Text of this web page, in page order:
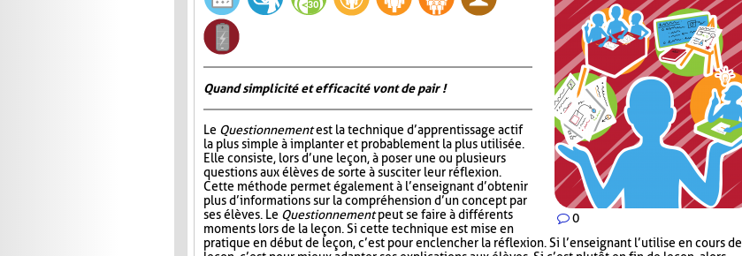
0
Quand simplicité et efficacité vont de pair !
Le Questionnementest la technique d’apprentissage actif
la plus simple à implanter et probablement la plus utilisée.
Elle consiste, lors d’une leçon, à poser une ou plusieurs
questions aux élèves de sorte à susciter leur réflexion.
Cette méthode permet également à l’enseignant d’obtenir
plus d’informations sur la compréhension d’un concept par
ses élèves. Le Questionnementpeut se faire à différents
moments lors de la leçon. Si cette technique est mise en
pratique en début de leçon, c’est pour enclencher la réflexion. Si l’enseignant l’utilise en cours de